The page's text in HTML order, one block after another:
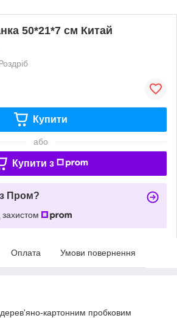
50*21*7 см Китай
Купити
або
Купити з
Пром?
Оплата Умови повернення
дерев'яно-картонним пробковим